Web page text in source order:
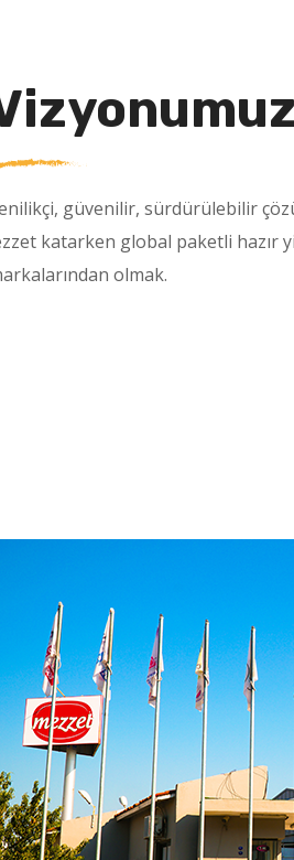
güvenilir, sürdürülebilir
katarken global paketli hazır
olmak.